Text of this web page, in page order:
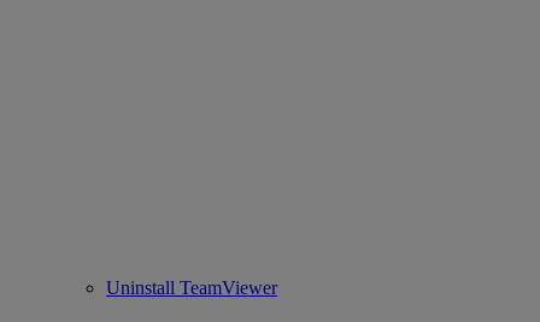
Uninstall TeamViewer